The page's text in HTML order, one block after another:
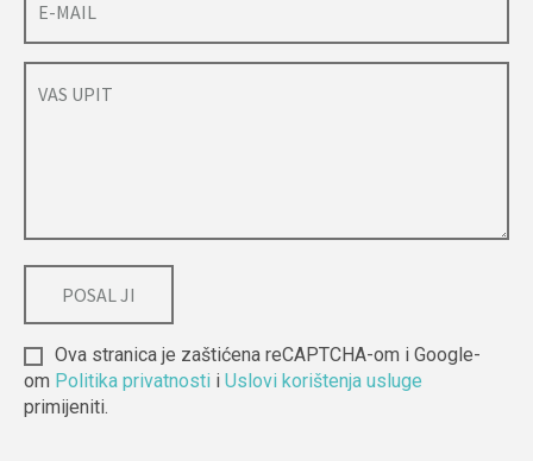
Ova stranica je zaštićena reCAPTCHA-om i Google-
om Politika privatnosti i Uslovi korištenja usluge
primijeniti.